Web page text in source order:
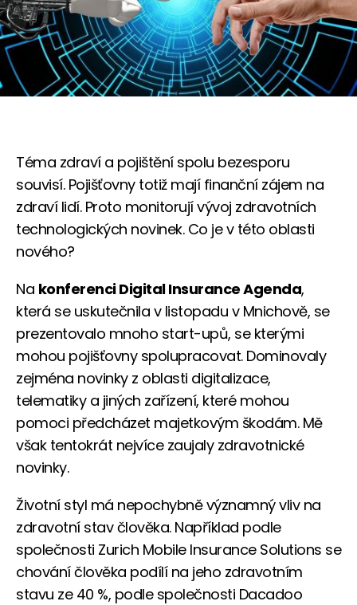
Téma zdraví a pojištění spolu bezesporu
souvisí. Pojišťovny totiž mají finanční zájem na
zdraví lidí. Proto monitorují vývoj zdravotních
technologických novinek. Co je v této oblasti
nového?
Na konferenci Digital Insurance Agenda,
která se uskutečnila v listopadu v Mnichově, se
prezentovalo mnoho start-upů, se kterými
mohou pojišťovny spolupracovat. Dominovaly
zejména novinky z oblasti digitalizace,
telematiky a jiných zařízení, které mohou
pomoci předcházet majetkovým škodám. Mě
však tentokrát nejvíce zaujaly zdravotnické
novinky.
Životní styl má nepochybně významný vliv na
zdravotní stav člověka. Například podle
společnosti Zurich Mobile Insurance Solutions se
chování člověka podílí na jeho zdravotním
stavu ze 40 %, podle společnosti Dacadoo